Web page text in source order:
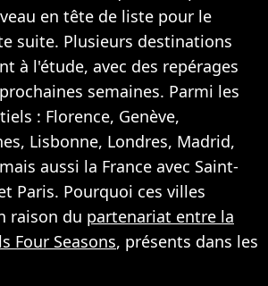
en tête de liste pour le
suite. Plusieurs destinations
à l'étude, avec des repérages
semaines. Parmi les
: Florence, Genève,
Lisbonne, Londres, Madrid,
aussi la France avec Saint-
Paris. Pourquoi ces villes
raison du partenariat entre la
Four Seasons, présents dans les